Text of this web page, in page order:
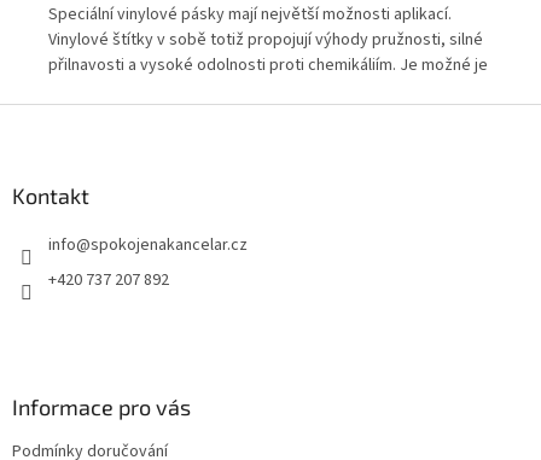
Speciální vinylové pásky mají největší možnosti aplikací.
Vinylové štítky v sobě totiž propojují výhody pružnosti, silné
přilnavosti a vysoké odolnosti proti chemikáliím. Je možné je
Kontakt
info@spokojenakancelar.cz
+420 737 207 892
Informace pro vás
Podmínky doručování